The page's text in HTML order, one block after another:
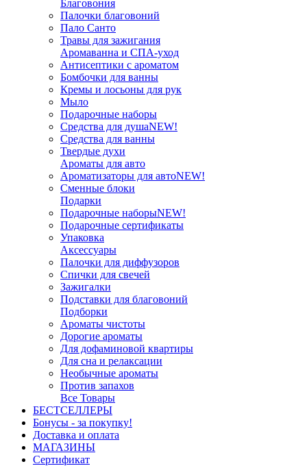
Благовония
Палочки благовоний
Пало Санто
Травы для зажигания
Аромаванна и СПА-уход
Антисептики с ароматом
Бомбочки для ванны
Кремы и лосьоны для рук
Мыло
Подарочные наборы
Средства для душаNEW!
Средства для ванны
Твердые духи
Ароматы для авто
Ароматизаторы для автоNEW!
Сменные блоки
Подарки
Подарочные наборыNEW!
Подарочные сертификаты
Упаковка
Аксессуары
Палочки для диффузоров
Спички для свечей
Зажигалки
Подставки для благовоний
Подборки
Ароматы чистоты
Дорогие ароматы
Для дофаминовой квартиры
Для сна и релаксации
Необычные ароматы
Против запахов
Все Товары
БЕСТСЕЛЛЕРЫ
Бонусы - за покупку!
Доставка и оплата
МАГАЗИНЫ
Cертификат